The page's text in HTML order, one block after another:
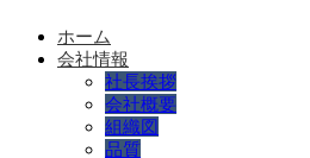
ホーム
会社情報
社長挨拶
会社概要
組織図
品質